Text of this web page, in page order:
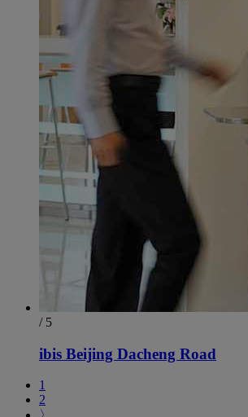
/ 5
ibis Beijing Dacheng Road
1
2